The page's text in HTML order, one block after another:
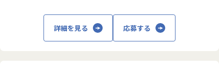
あなたのキャリアの希望に沿って案件を決定します。
「要件定義などの上流工程に挑戦したい」
「AWS、Azureなどのクラウド案件に携わりたい」など…
件を決定します。
「構築に行きたい」「クラウドに挑戦したい」などの希望を
前提にアサインを行います。
主な事業は、プロジェクトマネジメント、ソ
フトウェア開発、インフラソリューション開
発です。官公庁向けのMicrosoft 365移行（1
詳細を見る 応募する